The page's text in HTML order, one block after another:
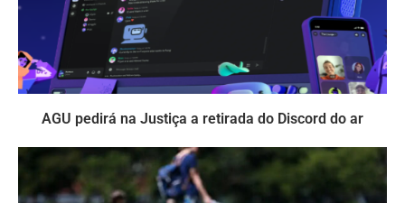
AGU pedirá na Justiça a retirada do Discord do ar